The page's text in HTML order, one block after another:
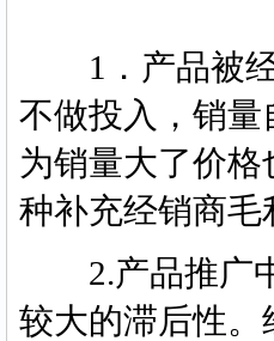
1．产品被经
不做投入，销
为销量大了价
种补充经销商毛
2.产品推广中
较大的滞后性